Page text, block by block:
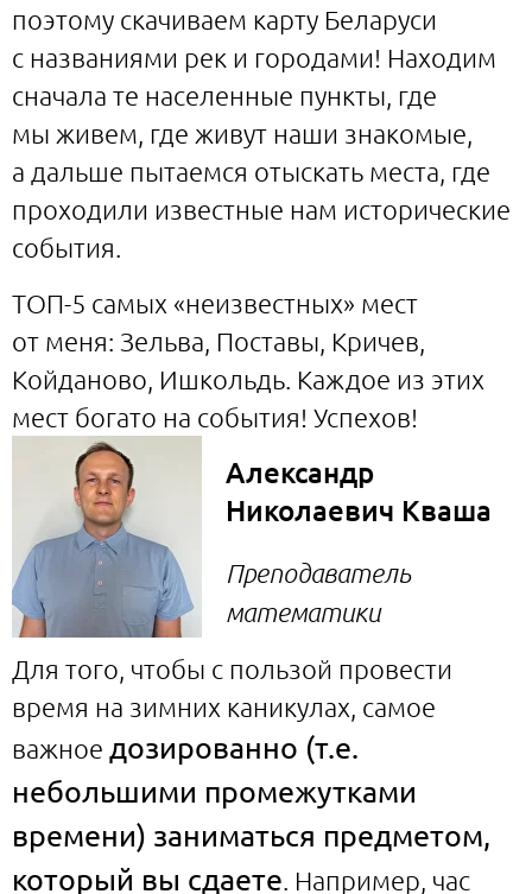
поэтому скачиваем карту Беларуси
с названиями рек и городами! Находим
сначала те населенные пункты, где
мы живем, где живут наши знакомые,
а дальше пытаемся отыскать места, где
проходили известные нам исторические
события.
ТОП-5 самых «неизвестных» мест
от меня: Зельва, Поставы, Кричев,
Койданово, Ишкольдь. Каждое из этих
мест богато на события! Успехов!
Александр
Николаевич Кваша
Преподаватель
математики
Для того, чтобы с пользой провести
время на зимних каникулах, самое
важное дозированно (т.е.
небольшими промежутками
времени) заниматься предметом,
который вы сдаете . Например, час